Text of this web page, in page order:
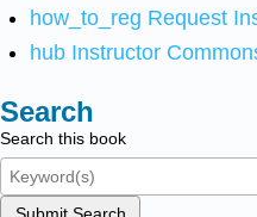
how_to_reg Request
hub Instructor
Search
Search this book